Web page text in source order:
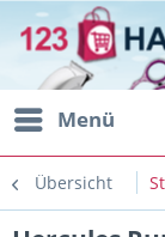
Menü
Übersicht